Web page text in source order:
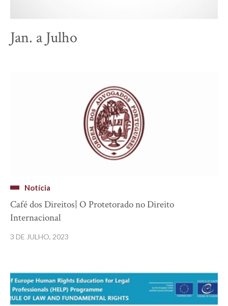
Jan. a Julho
Notícia
Café dos Direitos| O Protetorado no Direito
Internacional
3 DE JULHO, 2023